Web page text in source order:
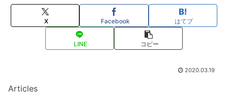
X Facebook はてブ
LINE コピー
2020.03.19
Articles